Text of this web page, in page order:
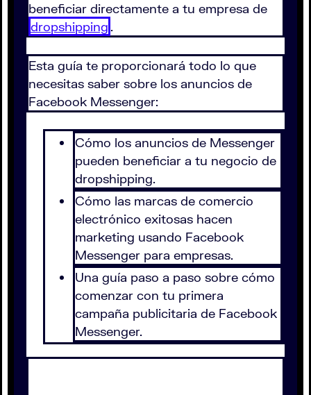
beneficiar directamente a tu empresa de
dropshipping .
Esta guía te proporcionará todo lo que
necesitas saber sobre los anuncios de
Facebook Messenger:
Cómo los anuncios de Messenger
pueden beneficiar a tu negocio de
dropshipping.
Cómo las marcas de comercio
electrónico exitosas hacen
marketing usando Facebook
Messenger para empresas.
Una guía paso a paso sobre cómo
comenzar con tu primera
campaña publicitaria de Facebook
Messenger.